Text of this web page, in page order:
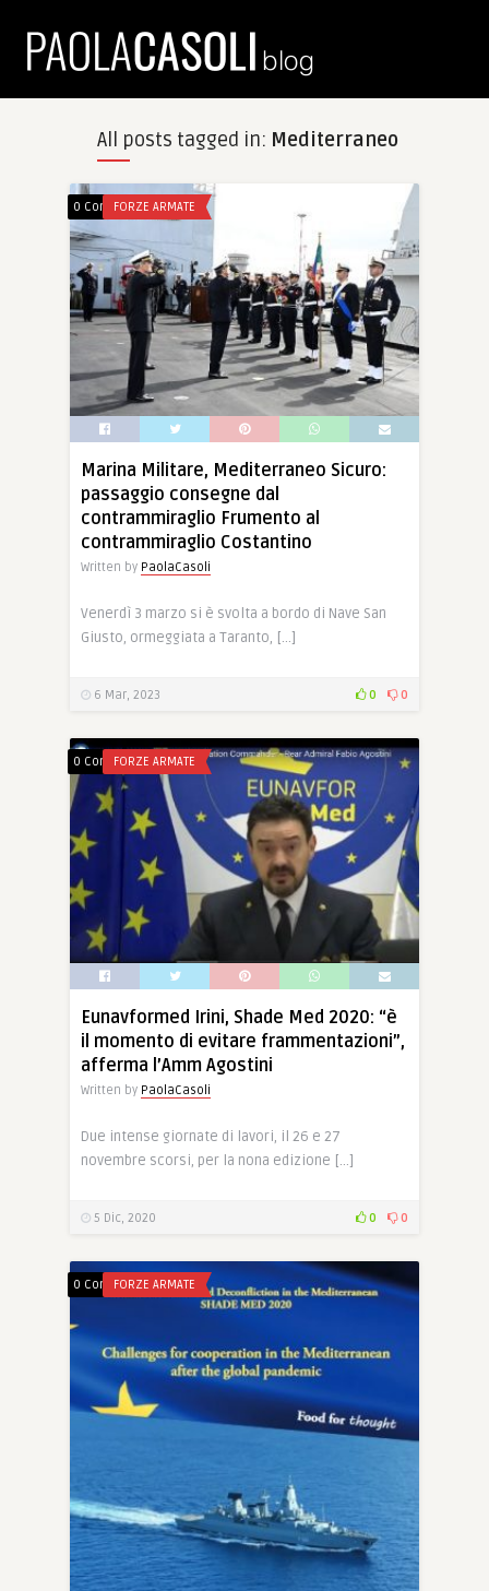
All posts tagged in: Mediterraneo
0 CommentsFORZE ARMATE
Marina Militare, Mediterraneo Sicuro:
passaggio consegne dal
contrammiraglio Frumento al
contrammiraglio Costantino
Written by PaolaCasoli
Venerdì 3 marzo si è svolta a bordo di Nave San
Giusto, ormeggiata a Taranto, […]
6 Mar, 2023 0 0
0 CommentsFORZE ARMATE
Eunavformed Irini, Shade Med 2020: “è
il momento di evitare frammentazioni”,
afferma l’Amm Agostini
Written by PaolaCasoli
Due intense giornate di lavori, il 26 e 27
novembre scorsi, per la nona edizione […]
5 Dic, 2020 0 0
0 CommentsFORZE ARMATE